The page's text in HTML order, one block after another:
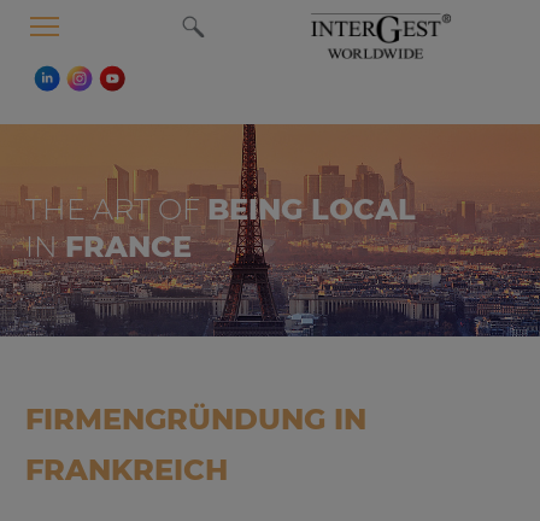
THE ART OF BEING LOCAL
INFRANCE
FIRMENGRÜNDUNG IN
FRANKREICH